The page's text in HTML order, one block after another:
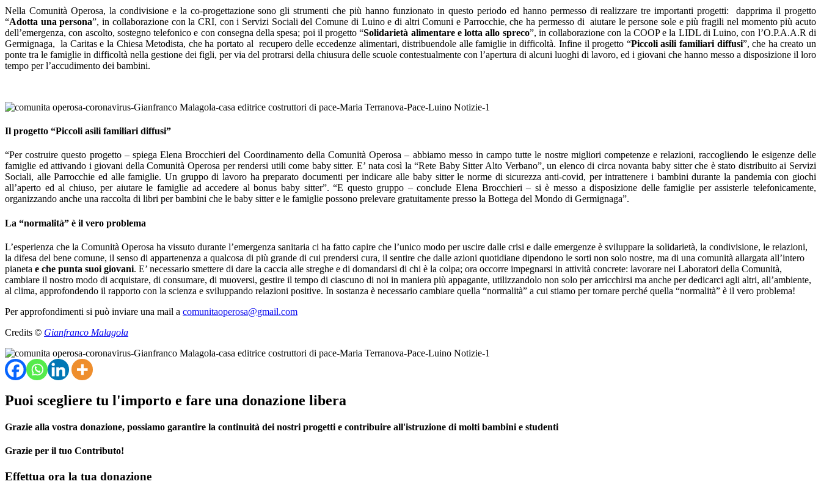
Nella Comunità Operosa, la condivisione e la co-progettazione sono gli strumenti che più hanno funzionato in questo periodo ed hanno permesso di realizzare tre importanti progetti: dapprima il progetto
“Adotta una persona”, in collaborazione con la CRI, con i Servizi Sociali del Comune di Luino e di altri Comuni e Parrocchie, che ha permesso di aiutare le persone sole e più fragili nel momento più acuto
dell’emergenza, con ascolto, sostegno telefonico e con consegna della spesa; poi il progetto “Solidarietà alimentare e lotta allo spreco”, in collaborazione con la COOP e la LIDL di Luino, con l’O.P.A.A.R di
Germignaga, la Caritas e la Chiesa Metodista, che ha portato al recupero delle eccedenze alimentari, distribuendole alle famiglie in difficoltà. Infine il progetto “Piccoli asili familiari diffusi”, che ha creato un
ponte tra le famiglie in difficoltà nella gestione dei figli, per via del protrarsi della chiusura delle scuole contestualmente con l’apertura di alcuni luoghi di lavoro, ed i giovani che hanno messo a disposizione il loro
tempo per l’accudimento dei bambini.
Il progetto “Piccoli asili familiari diffusi”
“Per costruire questo progetto – spiega Elena Brocchieri del Coordinamento della Comunità Operosa – abbiamo messo in campo tutte le nostre migliori competenze e relazioni, raccogliendo le esigenze delle
famiglie ed attivando i giovani della Comunità Operosa per rendersi utili come baby sitter. E’ nata così la “Rete Baby Sitter Alto Verbano”, un elenco di circa novanta baby sitter che è stato distribuito ai Servizi
Sociali, alle Parrocchie ed alle famiglie. Un gruppo di lavoro ha preparato documenti per indicare alle baby sitter le norme di sicurezza anti-covid, per intrattenere i bambini durante la pandemia con giochi
all’aperto ed al chiuso, per aiutare le famiglie ad accedere al bonus baby sitter”. “E questo gruppo – conclude Elena Brocchieri – si è messo a disposizione delle famiglie per assisterle telefonicamente,
organizzando anche una raccolta di libri per bambini che le baby sitter e le famiglie possono prelevare gratuitamente presso la Bottega del Mondo di Germignaga”.
La “normalità” è il vero problema
L’esperienza che la Comunità Operosa ha vissuto durante l’emergenza sanitaria ci ha fatto capire che l’unico modo per uscire dalle crisi e dalle emergenze è sviluppare la solidarietà, la condivisione, le relazioni,
la difesa del bene comune, il senso di appartenenza a qualcosa di più grande di cui prendersi cura, il sentire che dalle azioni quotidiane dipendono le sorti non solo nostre, ma di una comunità allargata all’intero
pianeta e che punta suoi giovani. E’ necessario smettere di dare la caccia alle streghe e di domandarsi di chi è la colpa; ora occorre impegnarsi in attività concrete: lavorare nei Laboratori della Comunità,
cambiare il nostro modo di acquistare, di consumare, di muoversi, gestire il tempo di ciascuno di noi in maniera più appagante, utilizzandolo non solo per arricchirsi ma anche per dedicarci agli altri, all’ambiente,
al clima, approfondendo il rapporto con la scienza e sviluppando relazioni positive. In sostanza è necessario cambiare quella “normalità” a cui stiamo per tornare perché quella “normalità” è il vero problema!
Per approfondimenti si può inviare una mail a comunitaoperosa@gmail.com
Credits © Gianfranco Malagola
Puoi scegliere tu l'importo e fare una donazione libera
Grazie alla vostra donazione, possiamo garantire la continuità dei nostri progetti e contribuire all'istruzione di molti bambini e studenti
Grazie per il tuo Contributo!
Effettua ora la tua donazione